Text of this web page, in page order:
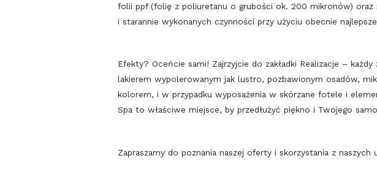
folii ppf (folię z poliuretanu o grubości ok. 200 mikronów) oraz
i starannie wykonanych czynności przy użyciu obecnie
Efekty? Oceńcie sami! Zajrzyjcie do zakładki Realizacje –
lakierem wypolerowanym jak lustro, pozbawionym osadów,
kolorem, i w przypadku wyposażenia w skórzane fotele i
Spa to właściwe miejsce, by przedłużyć piękno i Twojego
Zapraszamy do poznania naszej oferty i skorzystania z